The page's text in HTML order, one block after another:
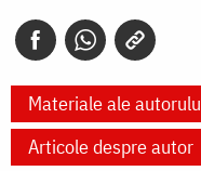
Materiale ale
Articole despre autor